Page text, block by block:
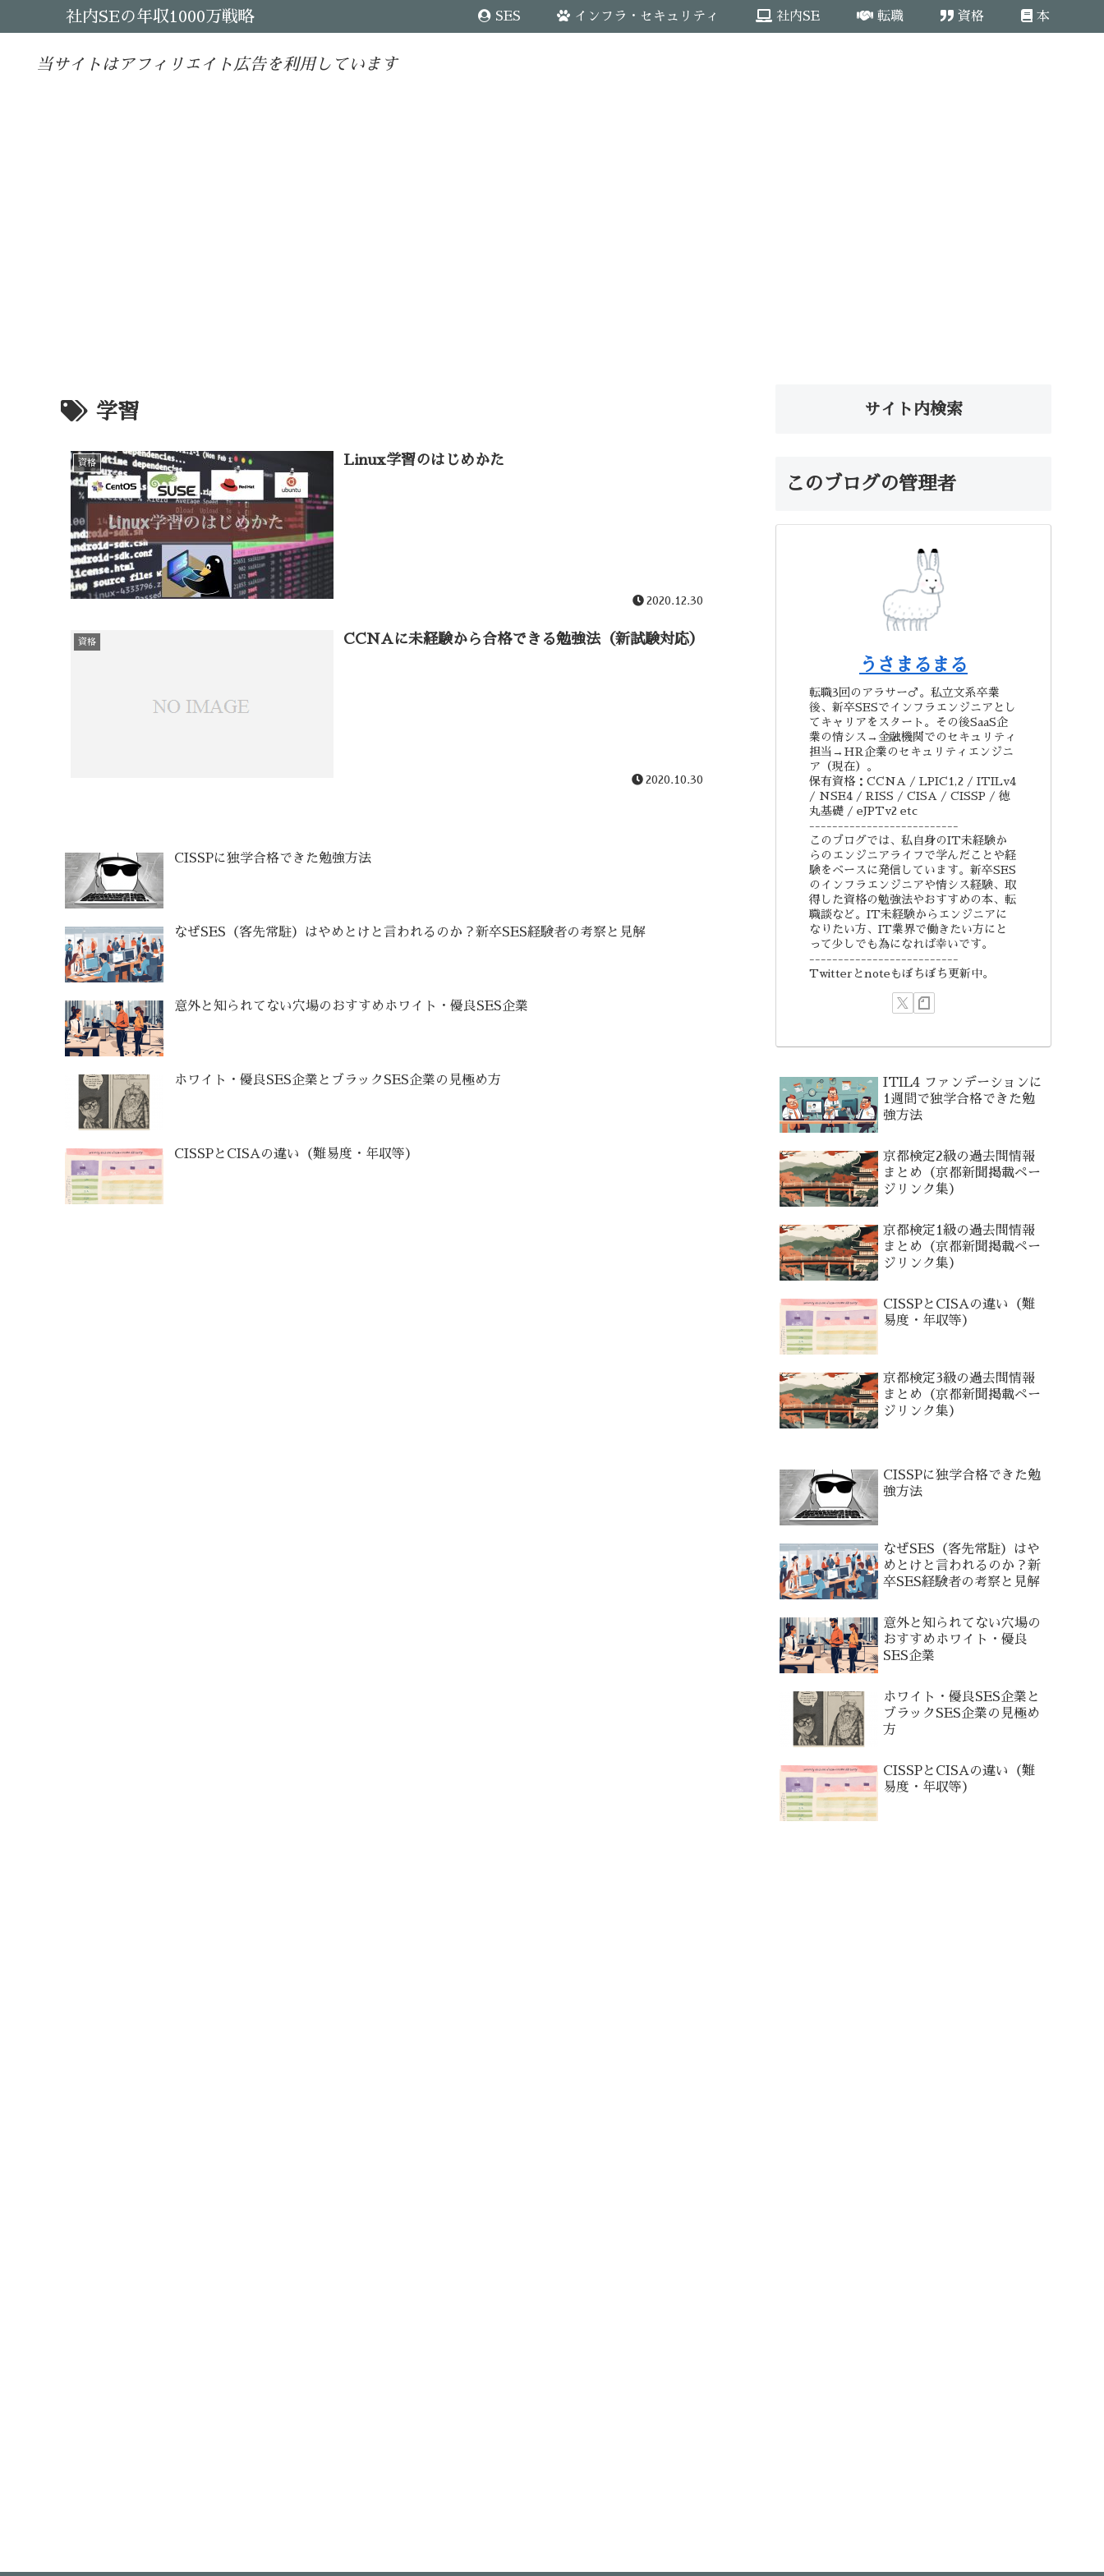
社内SEの年収1000万戦略 SES インフラ・セキュリティ 社内SE 転職 資格 本
当サイトはアフィリエイト広告を利用しています
学習
資格 Linux学習のはじめかた
2020.12.30
資格 CCNAに未経験から合格できる勉強法（新試験対応）
2020.10.30
CISSPに独学合格できた勉強方法
なぜSES（客先常駐）はやめとけと言われるのか？新卒SES経験者の考察と見解
意外と知られてない穴場のおすすめホワイト・優良SES企業
ホワイト・優良SES企業とブラックSES企業の見極め方
CISSPとCISAの違い（難易度・年収等）
サイト内検索
このブログの管理者
うさまるまる
転職3回のアラサー♂。私立文系卒業
後、新卒SESでインフラエンジニアとし
てキャリアをスタート。その後SaaS企
業の情シス→金融機関でのセキュリティ
担当→HR企業のセキュリティエンジニ
ア（現在）。
保有資格：CCNA / LPIC1,2 / ITILv4
/ NSE4 / RISS / CISA / CISSP / 徳
丸基礎 / eJPTv2 etc
--------------------------
このブログでは、私自身のIT未経験か
らのエンジニアライフで学んだことや経
験をベースに発信しています。新卒SES
のインフラエンジニアや情シス経験、取
得した資格の勉強法やおすすめの本、転
職談など。IT未経験からエンジニアに
なりたい方、IT業界で働きたい方にと
って少しでも為になれば幸いです。
--------------------------
Twitterとnoteもぼちぼち更新中。
ITIL4 ファンデーションに
1週間で独学合格できた勉
強方法
京都検定2級の過去問情報
まとめ（京都新聞掲載ペー
ジリンク集）
京都検定1級の過去問情報
まとめ（京都新聞掲載ペー
ジリンク集）
CISSPとCISAの違い（難
易度・年収等）
京都検定3級の過去問情報
まとめ（京都新聞掲載ペー
ジリンク集）
CISSPに独学合格できた勉
強方法
なぜSES（客先常駐）はや
めとけと言われるのか？新
卒SES経験者の考察と見解
意外と知られてない穴場の
おすすめホワイト・優良
SES企業
ホワイト・優良SES企業と
ブラックSES企業の見極め
方
CISSPとCISAの違い（難
易度・年収等）